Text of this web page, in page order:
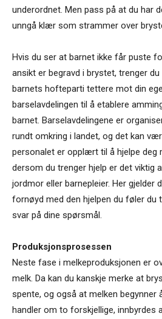
underordnet. Men pass på at du har
unngå klær som strammer over
Hvis du ser at barnet ikke får puste
ansikt er begravd i brystet, trenger
barnets hofteparti tettere mot din
barselavdelingen til å etablere
barnet. Barselavdelingene er
rundt omkring i landet, og det kan
personalet er opplært til å hjelpe deg
dersom du trenger hjelp er det viktig
jordmor eller barnepleier. Her gjelder
fornøyd med den hjelpen du føler du
svar på dine spørsmål.
Produksjonsprosessen
Neste fase i melkeproduksjonen er
melk. Da kan du kanskje merke at
spente, og også at melken begynner
handler om to forskjellige, innbyrdes